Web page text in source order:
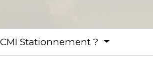
Stationnement ?